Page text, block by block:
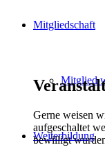
Mitgliedschaft
Mitglied
Weiterbildung
Gerne weisen
aufgeschaltet
bewilligt